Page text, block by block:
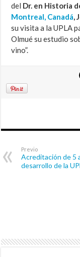
del Dr. en Historia
Montreal, Canadá,
su visita a la UPLA
Olmué su estudio
vino”.
Previo
Acreditación de 5
desarrollo de la